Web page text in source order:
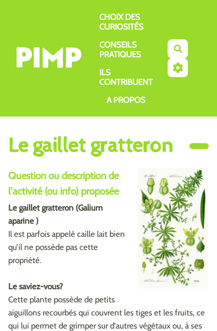
CHOIX DES
CURIOSITÉS
CONSEILS
PRATIQUES
ILS
CONTRIBUENT
A PROPOS
Le gaillet gratteron
Question ou description de
l'activité (ou info) proposée
Le gaillet gratteron (Galium
aparine )
Il est parfois appelé caille lait bien
qu’il ne possède pas cette
propriété.
Le saviez-vous?
Cette plante possède de petits
aiguillons recourbés qui couvrent les tiges et les fruits, ce
qui lui permet de grimper sur d'autres végétaux ou, à ses